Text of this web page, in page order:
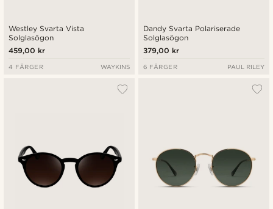
Westley Svarta Vista
Solglasögon
459,00 kr
4 FÄRGER WAYKINS
Dandy Svarta Polariserade
Solglasögon
379,00 kr
6 FÄRGER PAUL RILEY